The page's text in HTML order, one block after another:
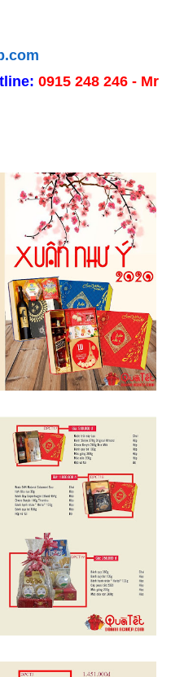
0915 248 246 - Mr